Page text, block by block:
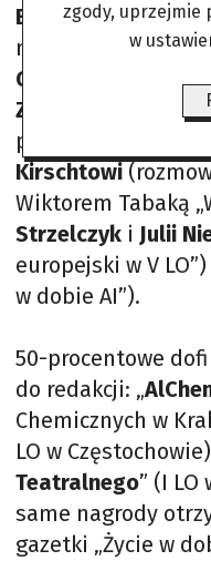
Blance Grzelak
najlepiej, żeby
Górce
(„Głos,
Zosi Krajewskiej
przyjacielu – Chacie
Kirschtowi
Wiktorem Tabaką
Strzelczyk i Julii
europejski w V
w dobie AI”).
50-procentowe
do redakcji: „
Chemicznych w
LO w
Teatralnego” (I LO
same nagrody
gazetki „Życie w
zgody, uprzejmie
w